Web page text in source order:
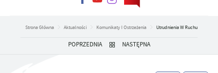
Strona Główna Aktualności Komunikaty I Ostrzeżenia Utrudnienia W Ruchu
POPRZEDNIA NASTĘPNA